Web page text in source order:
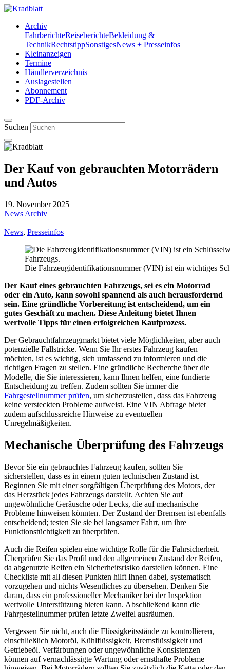
Archiv
FahrberichteReiseberichteBekleidung &
TechnikRechtstippSonstigesNews + Presseinfos
Kleinanzeigen
Termine
Händlerverzeichnis
Auslagestellen
Abonnement
PDF-Archiv
Suchen
Der Kauf von gebrauchten Motorrädern
und Autos
19. November 2025 |
News Archiv
|
News, Presseinfos
Die Fahrzeugidentifikationsnummer (VIN) ist ein wichtiges
Der Kauf eines gebrauchten Fahrzeugs, sei es ein Motorrad
oder ein Auto, kann sowohl spannend als auch herausfordernd
sein. Eine gründliche Vorbereitung ist entscheidend, um ein
gutes Geschäft zu machen. Diese Anleitung bietet Ihnen
wertvolle Tipps für einen erfolgreichen Kaufprozess.
Der Gebrauchtfahrzeugmarkt bietet viele Möglichkeiten, aber auch
potenzielle Fallstricke. Wenn Sie Ihr erstes Fahrzeug kaufen
möchten, ist es wichtig, sich umfassend zu informieren und die
richtigen Fragen zu stellen. Eine gründliche Recherche über die
Modelle, die Sie interessieren, kann Ihnen helfen, eine fundierte
Entscheidung zu treffen. Zudem sollten Sie immer die
Fahrgestellnummer prüfen, um sicherzustellen, dass das Fahrzeug
keine versteckten Probleme aufweist. Eine VIN Abfrage bietet
zudem aufschlussreiche Hinweise zu eventuellen
Unregelmäßigkeiten.
Mechanische Überprüfung des Fahrzeugs
Bevor Sie ein gebrauchtes Fahrzeug kaufen, sollten Sie
sicherstellen, dass es in einem guten technischen Zustand ist.
Beginnen Sie mit einer sorgfältigen Überprüfung des Motors, der
das Herzstück jedes Fahrzeugs darstellt. Achten Sie auf
ungewöhnliche Geräusche oder Lecks, die auf mechanische
Probleme hinweisen könnten. Der Zustand der Bremsen ist ebenfalls
entscheidend; testen Sie sie bei langsamer Fahrt, um ihre
Funktionstüchtigkeit zu überprüfen.
Auch die Reifen spielen eine wichtige Rolle für die Fahrsicherheit.
Überprüfen Sie das Profil und den allgemeinen Zustand der Reifen,
da abgenutzte Reifen ein Sicherheitsrisiko darstellen können. Eine
Checkliste mit all diesen Punkten hilft Ihnen dabei, systematisch
vorzugehen und nichts Wesentliches zu übersehen. Denken Sie
daran, dass ein professioneller Mechaniker bei der Inspektion
wertvolle Unterstützung bieten kann. Abschließend kann die
Fahrgestellnummer prüfen letzte Zweifel ausräumen.
Vergessen Sie nicht, auch die Flüssigkeitsstände zu kontrollieren,
einschließlich Motoröl, Kühlflüssigkeit, Bremsflüssigkeit und
Getriebeöl. Verfärbungen oder ungewöhnliche Konsistenzen
können auf vernachlässigte Wartung oder ernsthafte Probleme